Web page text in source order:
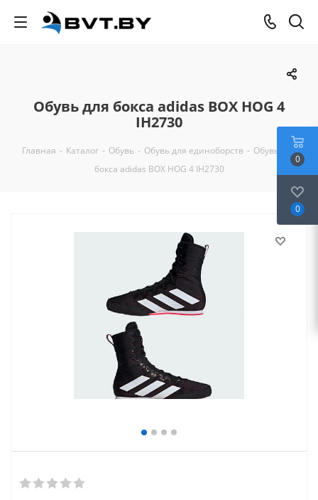
Обувь для бокса adidas BOX HOG 4
IH2730
Главная - Каталог - Обувь - Обувь для единоборств - Обувь для
бокса adidas BOX HOG 4 IH2730
0
0